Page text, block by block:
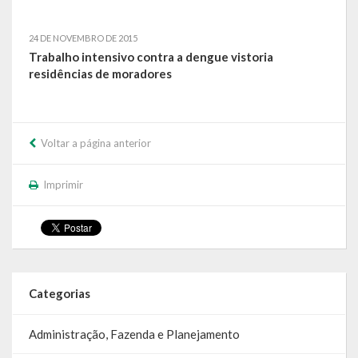
Contratos
Repasses e Transferências
24 DE NOVEMBRO DE 2015
Trabalho intensivo contra a dengue vistoria
residências de moradores
Voltar a página anterior
Imprimir
Categorias
Administração, Fazenda e Planejamento